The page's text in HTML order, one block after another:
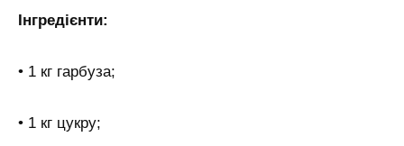
Інгредієнти:
• 1 кг гарбуза;
• 1 кг цукру;